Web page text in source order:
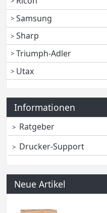
Samsung
Sharp
Triumph-Adler
Utax
Informationen
Ratgeber
Drucker-Support
Neue Artikel